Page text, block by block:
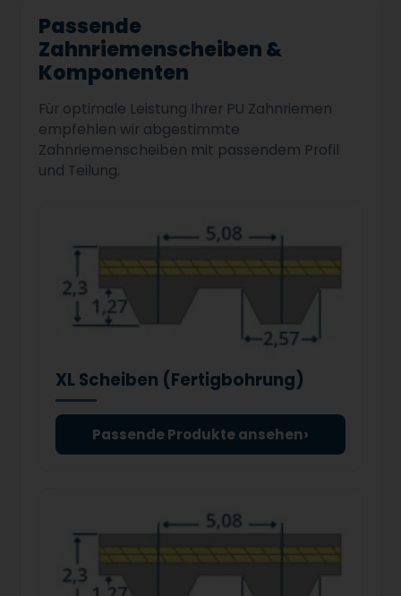
Passende
Zahnriemenscheiben &
Komponenten
Für optimale Leistung Ihrer PU Zahnriemen
empfehlen wir abgestimmte
Zahnriemenscheiben mit passendem Profil
und Teilung.
XL Scheiben (Fertigbohrung)
Passende Produkte ansehen›